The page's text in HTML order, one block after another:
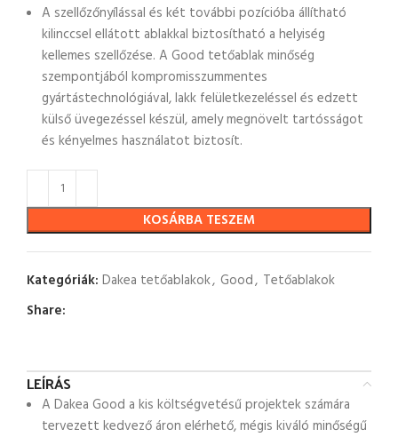
A szellőzőnyílással és két további pozícióba állítható
kilinccsel ellátott ablakkal biztosítható a helyiség
kellemes szellőzése. A Good tetőablak minőség
szempontjából kompromisszummentes
gyártástechnológiával, lakk felületkezeléssel és edzett
külső üvegezéssel készül, amely megnövelt tartósságot
és kényelmes használatot biztosít.
KOSÁRBA TESZEM
Kategóriák: Dakea tetőablakok, Good, Tetőablakok
Share:
LEÍRÁS
A Dakea Good a kis költségvetésű projektek számára
tervezett kedvező áron elérhető, mégis kiváló minőségű